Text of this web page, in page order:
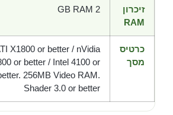
זיכרון
RAM
2 GB RAM
כרטיס
מסך
X1800 or better / nVidia
or better / Intel 4100 or
256MB Video RAM.
Shader 3.0 or better